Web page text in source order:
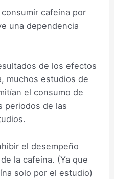
cafeína por
una dependencia
de los efectos
muchos estudios de
el consumo de
periodos de las
el desempeño
la cafeína. (Ya que
solo por el estudio)